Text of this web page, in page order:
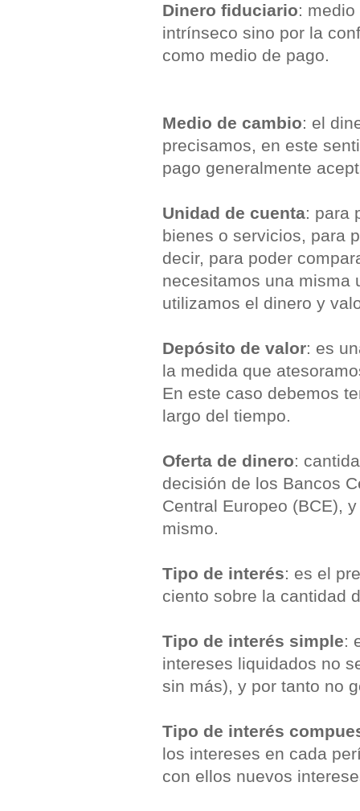
Dinero fiduciario:
intrínseco sino por la
como medio de pago.
Medio de cambio: el
precisamos, en este
pago generalmente
Unidad de cuenta: para
bienes o servicios, para
decir, para poder
necesitamos una misma
utilizamos el dinero y
Depósito de valor: es
la medida que
En este caso debemos
largo del tiempo.
Oferta de dinero:
decisión de los Bancos
Central Europeo (BCE),
mismo.
Tipo de interés: es el
ciento sobre la cantidad
Tipo de interés simple:
intereses liquidados no
sin más), y por tanto no
Tipo de interés
los intereses en cada
con ellos nuevos